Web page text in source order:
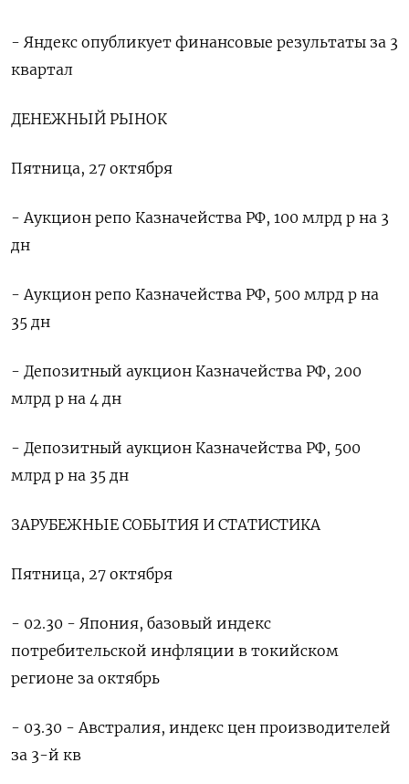
- Яндекс опубликует финансовые результаты за 3
квартал
ДЕНЕЖНЫЙ РЫНОК
Пятница, 27 октября
- Аукцион репо Казначейства РФ, 100 млрд р на 3
дн
- Аукцион репо Казначейства РФ, 500 млрд р на
35 дн
- Депозитный аукцион Казначейства РФ, 200
млрд р на 4 дн
- Депозитный аукцион Казначейства РФ, 500
млрд р на 35 дн
ЗАРУБЕЖНЫЕ СОБЫТИЯ И СТАТИСТИКА
Пятница, 27 октября
- 02.30 - Япония, базовый индекс
потребительской инфляции в токийском
регионе за октябрь
- 03.30 - Австралия, индекс цен производителей
за 3-й кв